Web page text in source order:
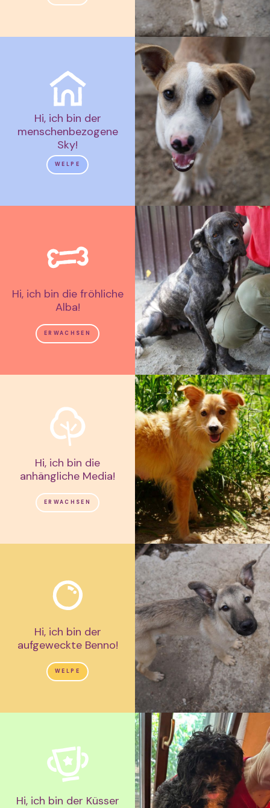
Hi, ich bin der
menschenbezogene
Sky!
WELPE
Hi, ich bin die fröhliche
Alba!
ERWACHSEN
Hi, ich bin die
anhängliche Media!
ERWACHSEN
Hi, ich bin der
aufgeweckte Benno!
WELPE
Hi, ich bin der Küsser